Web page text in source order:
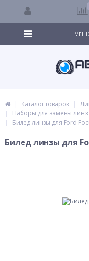
Каталог товаров
Наборы для замены линз
Билед линзы для Ford
Билед линзы для